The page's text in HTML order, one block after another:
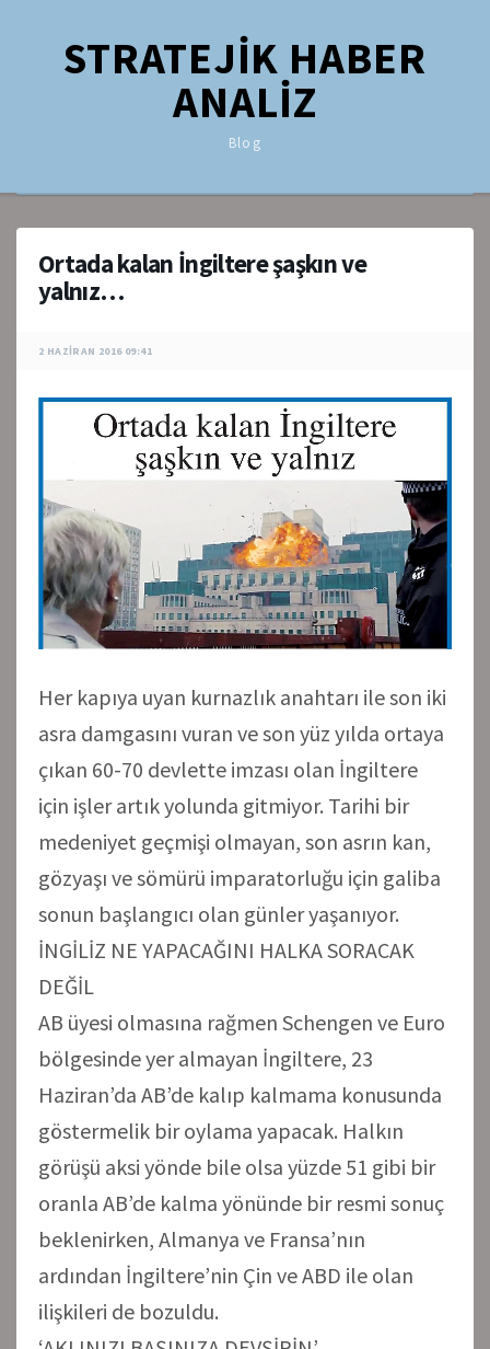
STRATEJİK HABER
ANALİZ
Blog
Ortada kalan İngiltere şaşkın ve
yalnız…
2 HAZIRAN 2016 09:41
Her kapıya uyan kurnazlık anahtarı ile son iki
asra damgasını vuran ve son yüz yılda ortaya
çıkan 60-70 devlette imzası olan İngiltere
için işler artık yolunda gitmiyor. Tarihi bir
medeniyet geçmişi olmayan, son asrın kan,
gözyaşı ve sömürü imparatorluğu için galiba
sonun başlangıcı olan günler yaşanıyor.
İNGİLİZ NE YAPACAĞINI HALKA SORACAK
DEĞİL
AB üyesi olmasına rağmen Schengen ve Euro
bölgesinde yer almayan İngiltere, 23
Haziran’da AB’de kalıp kalmama konusunda
göstermelik bir oylama yapacak. Halkın
görüşü aksi yönde bile olsa yüzde 51 gibi bir
oranla AB’de kalma yönünde bir resmi sonuç
beklenirken, Almanya ve Fransa’nın
ardından İngiltere’nin Çin ve ABD ile olan
ilişkileri de bozuldu.